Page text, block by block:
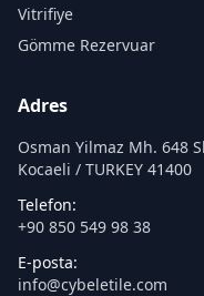
Vitrifiye
Gömme Rezervuar
Adres
Osman Yilmaz Mh. 648
Kocaeli / TURKEY 41400
Telefon:
+90 850 549 98 38
E-posta:
info@cybeletile.com